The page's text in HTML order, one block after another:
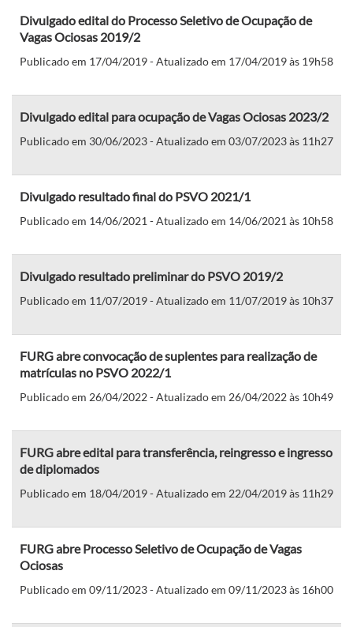
Divulgado edital do Processo Seletivo de Ocupação de
Vagas Ociosas 2019/2
Publicado em 17/04/2019 - Atualizado em 17/04/2019 às 19h58
Divulgado edital para ocupação de Vagas Ociosas 2023/2
Publicado em 30/06/2023 - Atualizado em 03/07/2023 às 11h27
Divulgado resultado final do PSVO 2021/1
Publicado em 14/06/2021 - Atualizado em 14/06/2021 às 10h58
Divulgado resultado preliminar do PSVO 2019/2
Publicado em 11/07/2019 - Atualizado em 11/07/2019 às 10h37
FURG abre convocação de suplentes para realização de
matrículas no PSVO 2022/1
Publicado em 26/04/2022 - Atualizado em 26/04/2022 às 10h49
FURG abre edital para transferência, reingresso e ingresso
de diplomados
Publicado em 18/04/2019 - Atualizado em 22/04/2019 às 11h29
FURG abre Processo Seletivo de Ocupação de Vagas
Ociosas
Publicado em 09/11/2023 - Atualizado em 09/11/2023 às 16h00